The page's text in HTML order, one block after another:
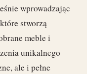
wprowadzając
stworzą
meble i
unikalnego
ale i pełne